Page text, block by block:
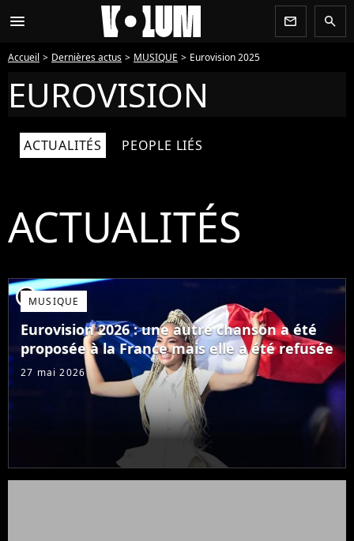
menu newsletter search
Accueil Dernières actus MUSIQUE Eurovision 2025
EUROVISION
ACTUALITÉS PEOPLE LIÉS
ACTUALITÉS
player2MUSIQUE
Eurovision 2026 : une autre chanson a été
proposée à la France mais elle a été refusée
27 mai 2026